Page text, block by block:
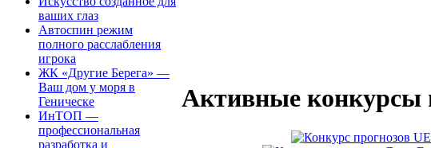
ваших глаз
Автоспин режим
полного расслабления
игрока
ЖК «Другие Берега» —
Ваш дом у моря в
Геническе
ИнТОП —
профессиональная
разработка и
Активные конкурсы